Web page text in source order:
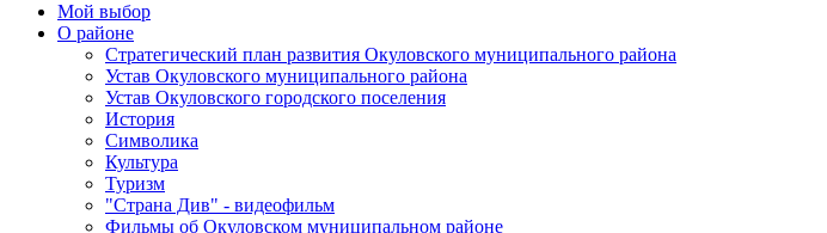
Мой выбор
О районе
Стратегический план развития Окуловского муниципального района
Устав Окуловского муниципального района
Устав Окуловского городского поселения
История
Символика
Культура
Туризм
"Страна Див" - видеофильм
Фильмы об Окуловском муниципальном районе